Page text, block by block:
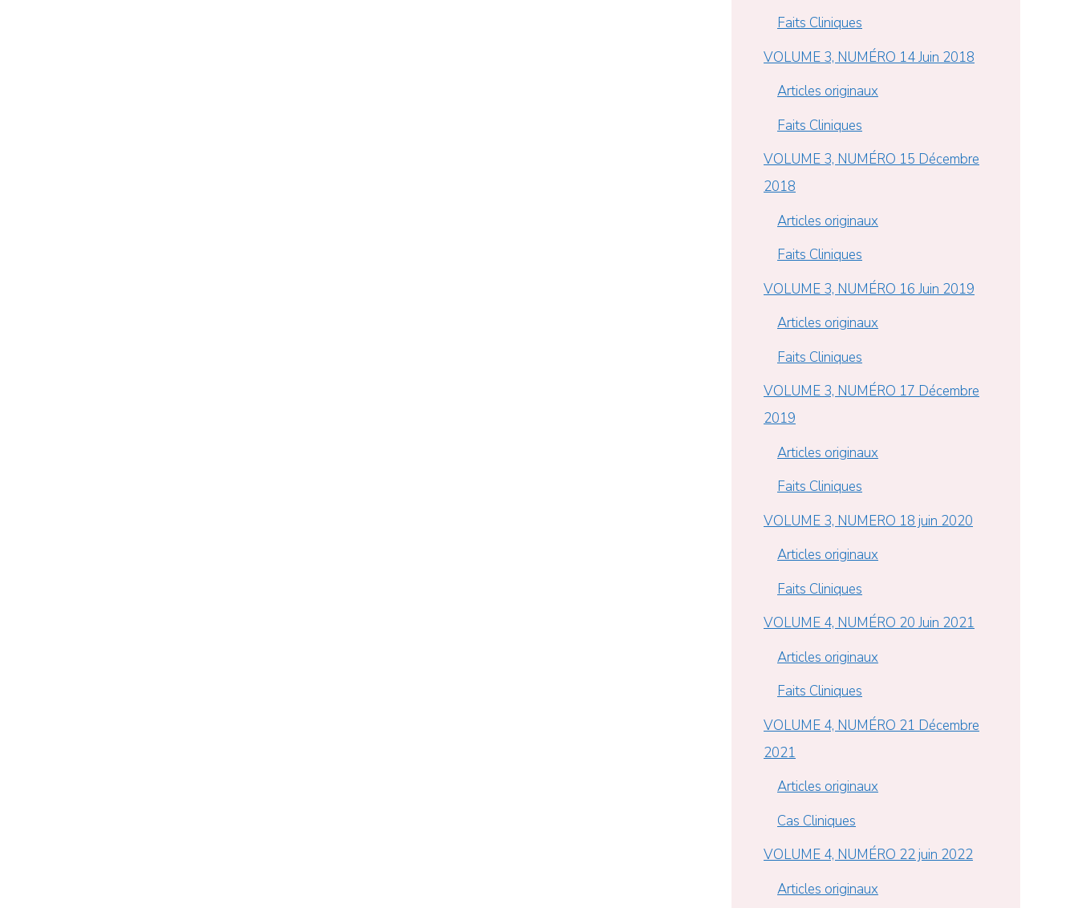
Faits Cliniques
VOLUME 3, NUMÉRO 14 Juin 2018
Articles originaux
Faits Cliniques
VOLUME 3, NUMÉRO 15 Décembre
2018
Articles originaux
Faits Cliniques
VOLUME 3, NUMÉRO 16 Juin 2019
Articles originaux
Faits Cliniques
VOLUME 3, NUMÉRO 17 Décembre
2019
Articles originaux
Faits Cliniques
VOLUME 3, NUMERO 18 juin 2020
Articles originaux
Faits Cliniques
VOLUME 4, NUMÉRO 20 Juin 2021
Articles originaux
Faits Cliniques
VOLUME 4, NUMÉRO 21 Décembre
2021
Articles originaux
Cas Cliniques
VOLUME 4, NUMÉRO 22 juin 2022
Articles originaux